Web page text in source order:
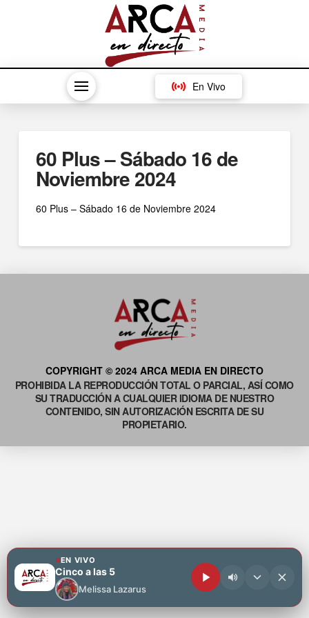
En Vivo
60 Plus – Sábado 16 de
Noviembre 2024
60 Plus – Sábado 16 de Noviembre 2024
COPYRIGHT © 2024 ARCA MEDIA EN DIRECTO
PROHIBIDA LA REPRODUCCIÓN TOTAL O PARCIAL, ASÍ COMO
SU TRADUCCIÓN A CUALQUIER IDIOMA DE NUESTRO
CONTENIDO, SIN AUTORIZACIÓN ESCRITA DE SU
PROPIETARIO.
EN VIVO
Cinco a las 5
Melissa Lazarus